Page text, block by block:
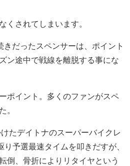
くされてしまいます。
だったスペンサーは、ポイント
ン途中で戦線を離脱する事にな
ポイント。多くのファンがスペ
。
たデイトナのスーパーバイクレ
予選最速タイムを叩きだすが、
倒、骨折によりリタイヤという